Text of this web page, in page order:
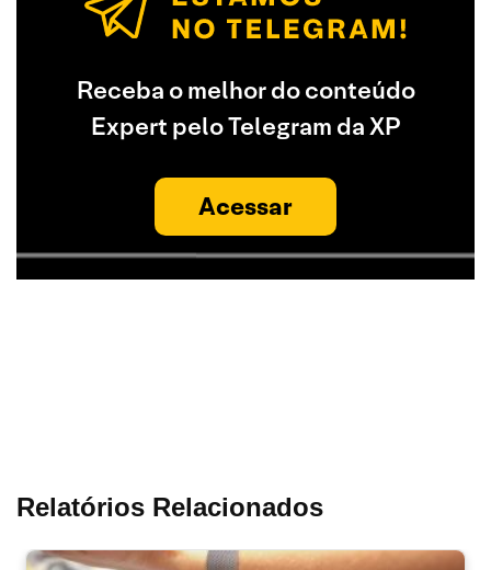
Receba o melhor do conteúdo
Expert pelo Telegram da XP
Acessar
Relatórios Relacionados